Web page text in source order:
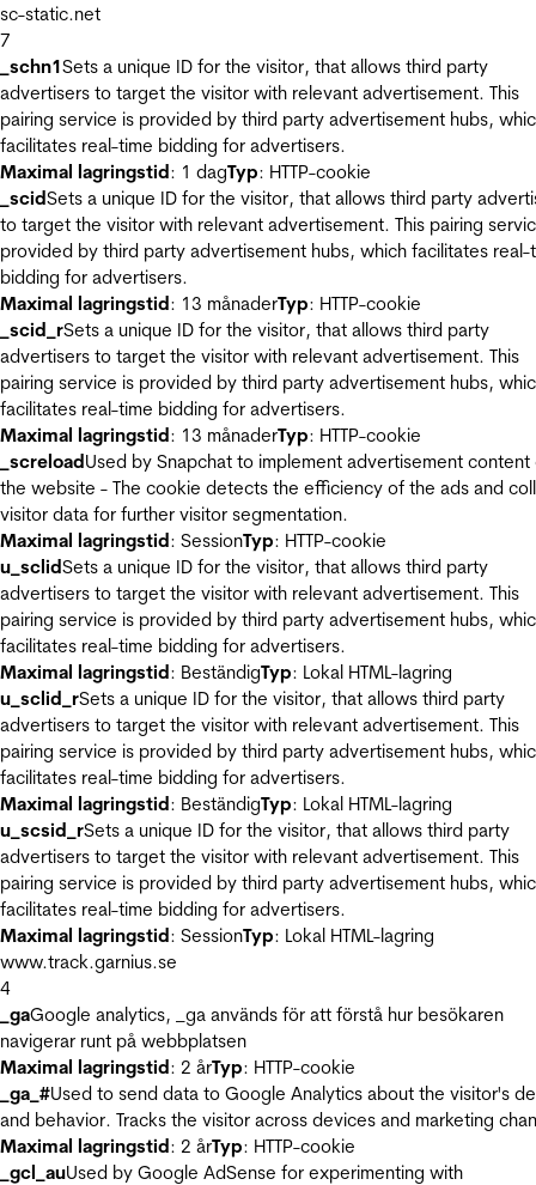
sc-static.net
7
_schn1Sets a unique ID for the visitor, that allows third party
advertisers to target the visitor with relevant advertisement. This
pairing service is provided by third party advertisement hubs,
facilitates real-time bidding for advertisers.
Maximal lagringstid: 1 dagTyp: HTTP-cookie
_scidSets a unique ID for the visitor, that allows third party
to target the visitor with relevant advertisement. This pairing
provided by third party advertisement hubs, which facilitates real-
bidding for advertisers.
Maximal lagringstid: 13 månaderTyp: HTTP-cookie
_scid_rSets a unique ID for the visitor, that allows third party
advertisers to target the visitor with relevant advertisement. This
pairing service is provided by third party advertisement hubs,
facilitates real-time bidding for advertisers.
Maximal lagringstid: 13 månaderTyp: HTTP-cookie
_screloadUsed by Snapchat to implement advertisement content
the website - The cookie detects the efficiency of the ads and
visitor data for further visitor segmentation.
Maximal lagringstid: SessionTyp: HTTP-cookie
u_sclidSets a unique ID for the visitor, that allows third party
advertisers to target the visitor with relevant advertisement. This
pairing service is provided by third party advertisement hubs,
facilitates real-time bidding for advertisers.
Maximal lagringstid: BeständigTyp: Lokal HTML-lagring
u_sclid_rSets a unique ID for the visitor, that allows third party
advertisers to target the visitor with relevant advertisement. This
pairing service is provided by third party advertisement hubs,
facilitates real-time bidding for advertisers.
Maximal lagringstid: BeständigTyp: Lokal HTML-lagring
u_scsid_rSets a unique ID for the visitor, that allows third party
advertisers to target the visitor with relevant advertisement. This
pairing service is provided by third party advertisement hubs,
facilitates real-time bidding for advertisers.
Maximal lagringstid: SessionTyp: Lokal HTML-lagring
www.track.garnius.se
4
_gaGoogle analytics, _ga används för att förstå hur besökaren
navigerar runt på webbplatsen
Maximal lagringstid: 2 årTyp: HTTP-cookie
_ga_#Used to send data to Google Analytics about the visitor's
and behavior. Tracks the visitor across devices and marketing
Maximal lagringstid: 2 årTyp: HTTP-cookie
_gcl_auUsed by Google AdSense for experimenting with